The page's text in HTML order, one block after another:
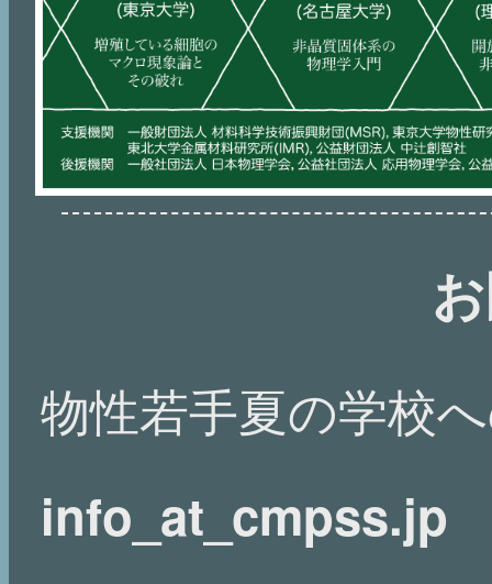
物性若手夏の学校
info_at_cmpss.jp